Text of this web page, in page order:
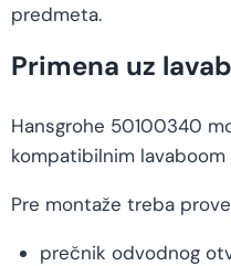
predmeta.
Primena uz
Hansgrohe 50100340
kompatibilnim
Pre montaže treba
prečnik odvodnog